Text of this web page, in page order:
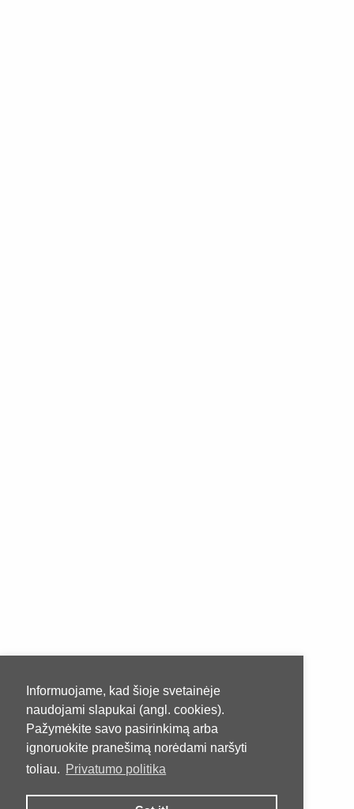
Informuojame, kad šioje svetainėje
naudojami slapukai (angl. cookies).
Pažymėkite savo pasirinkimą arba
ignoruokite pranešimą norėdami naršyti
toliau. Privatumo politika